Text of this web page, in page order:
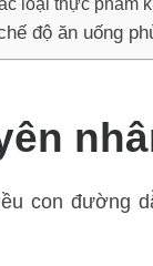
độ ăn uống
con đường